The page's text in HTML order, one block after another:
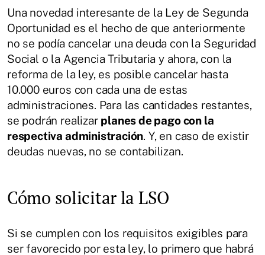
Una novedad interesante de la Ley de Segunda
Oportunidad es el hecho de que anteriormente
no se podía cancelar una deuda con la Seguridad
Social o la Agencia Tributaria y ahora, con la
reforma de la ley, es posible cancelar hasta
10.000 euros con cada una de estas
administraciones. Para las cantidades restantes,
se podrán realizar planes de pago con la
respectiva administración. Y, en caso de existir
deudas nuevas, no se contabilizan.
Cómo solicitar la LSO
Si se cumplen con los requisitos exigibles para
ser favorecido por esta ley, lo primero que habrá